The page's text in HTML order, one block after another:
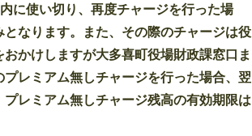
に使い切り、再度チャージを行った場
なります。また、その際のチャージは役
かけしますが大多喜町役場財政課窓口ま
レミアム無しチャージを行った場合、翌
レミアム無しチャージ残高の有効期限は